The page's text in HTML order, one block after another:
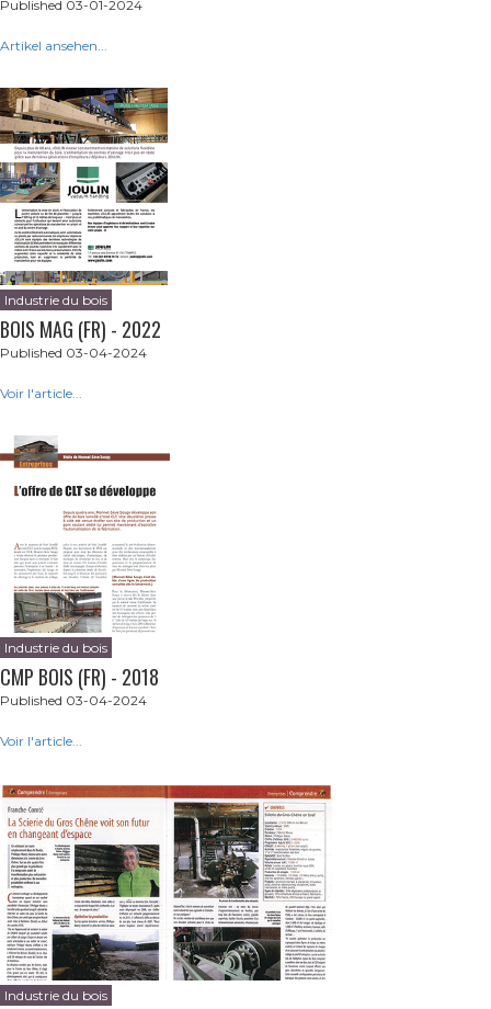
Published 03-01-2024
Artikel ansehen...
Industrie du bois
BOIS MAG (FR) - 2022
Published 03-04-2024
Voir l'article...
Industrie du bois
CMP BOIS (FR) - 2018
Published 03-04-2024
Voir l'article...
Industrie du bois